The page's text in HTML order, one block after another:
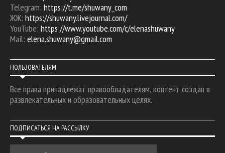
Telegram: https://t.me/shuwany_com
ЖЖ: https://shuwany.livejournal.com/
YouTube: https://www.youtube.com/c/elenashuwany
Mail: elena.shuwany@gmail.com
ПОЛЬЗОВАТЕЛЯМ
Все права принадлежат правообладателям, контент создан в
развлекательных и образовательных целях.
ПОДПИСАТЬСЯ НА РАССЫЛКУ